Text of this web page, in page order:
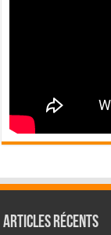
Articles récents